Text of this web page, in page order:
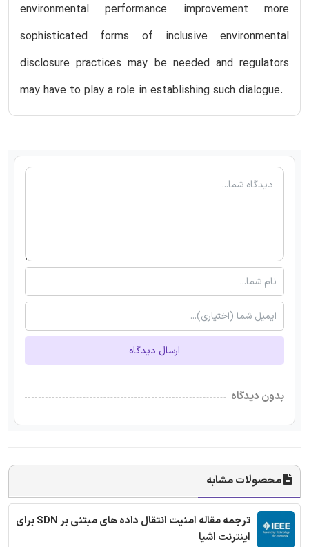
environmental performance improvement more
sophisticated forms of inclusive environmental
disclosure practices may be needed and regulators
may have to play a role in establishing such dialogue.
ارسال دیدگاه
بدون دیدگاه
محصولات مشابه
ترجمه مقاله امنیت انتقال داده های مبتنی بر SDN برای
اینترنت اشیا